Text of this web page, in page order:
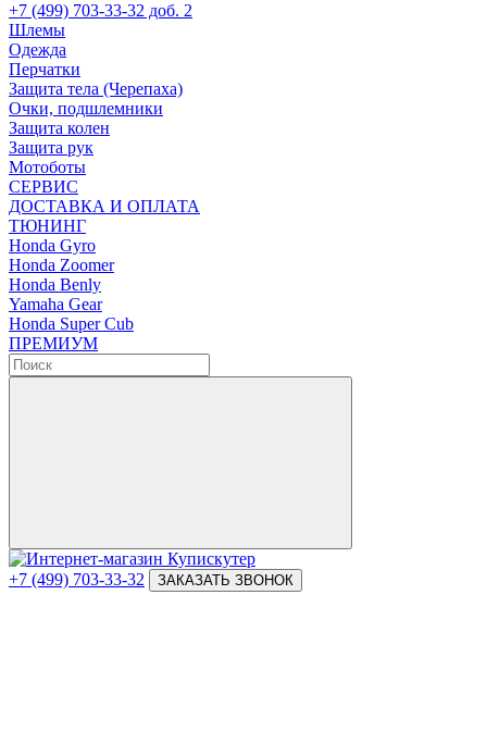
+7 (499) 703-33-32 доб. 2
Шлемы
Одежда
Перчатки
Защита тела (Черепаха)
Очки, подшлемники
Защита колен
Защита рук
Мотоботы
СЕРВИС
ДОСТАВКА И ОПЛАТА
ТЮНИНГ
Honda Gyro
Honda Zoomer
Honda Benly
Yamaha Gear
Honda Super Cub
ПРЕМИУМ
+7 (499) 703-33-32 ЗАКАЗАТЬ ЗВОНОК